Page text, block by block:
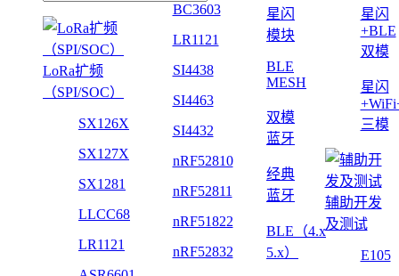
LoRa扩频
（SPI/SOC）
SX126X
SX127X
SX1281
LLCC68
LR1121
BC3603
LR1121
SI4438
SI4463
SI4432
nRF52810
nRF52811
nRF51822
nRF52832
星闪
模块
BLE
MESH
双模
蓝牙
经典
蓝牙
BLE（4.x
5.x）
星闪
+BLE
双模
星闪
三模
辅助开发
及测试
E105